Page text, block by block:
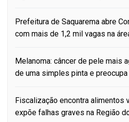
Prefeitura de Saquarema abre
com mais de 1,2 mil vagas na
Melanoma: câncer de pele mais
de uma simples pinta e
Fiscalização encontra alimentos
expõe falhas graves na Região